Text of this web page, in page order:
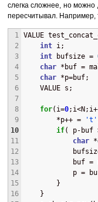
слегка сложнее, но
пересчитывал. Например,
1
2
3
4
5
6
7
8
9
10
11
12
13
14
15
16
VALUE
int i;
int bufsize =
char *buf =
char *p=buf;
    VALUE s;
for(i=0
        *p++ =
't'
if( p-buf
char
buf =
p =
        }
    }